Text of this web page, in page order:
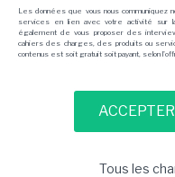
Les données que vous nous
services en lien avec votre activité sur
également de vous proposer des
cahiers des charges, des produits ou
contenus est soit gratuit soit payant, selon
Tous les